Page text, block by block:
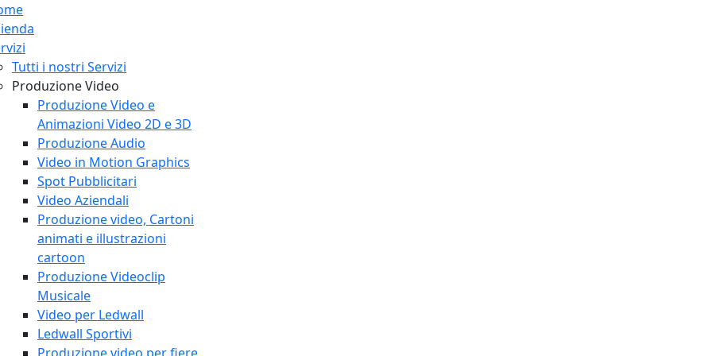
Tutti i nostri Servizi
Produzione Video
Produzione Video e
Animazioni Video 2D e 3D
Produzione Audio
Video in Motion Graphics
Spot Pubblicitari
Video Aziendali
Produzione video, Cartoni
animati e illustrazioni
cartoon
Produzione Videoclip
Musicale
Video per Ledwall
Ledwall Sportivi